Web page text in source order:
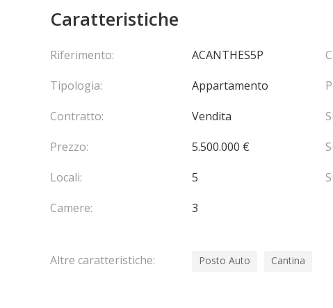
Caratteristiche
Riferimento:
ACANTHES5P
Tipologia:
Appartamento
Contratto:
Vendita
Prezzo:
5.500.000 €
Locali:
5
Camere:
3
Altre caratteristiche: Posto Auto Cantina